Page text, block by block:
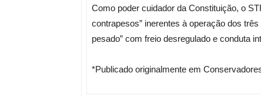
Como poder cuidador da Constituição, o
contrapesos” inerentes à operação dos
pesado” com freio desregulado e conduta
*Publicado originalmente em